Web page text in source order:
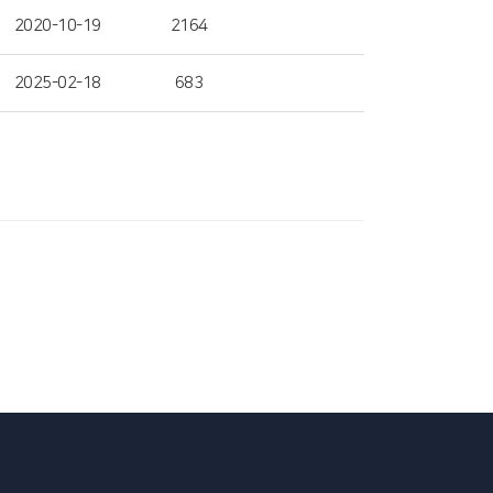
2020-10-19 2164
2025-02-18 683